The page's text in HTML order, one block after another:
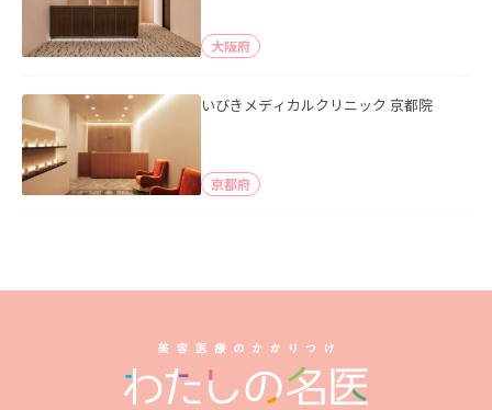
大阪府
いびきメディカルクリニック 京都院
京都府